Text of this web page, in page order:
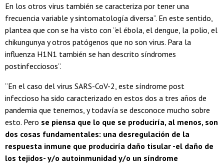
En los otros virus también se caracteriza por tener una
frecuencia variable y sintomatología diversa”. En este sentido,
plantea que con se ha visto con “el ébola, el dengue, la polio, el
chikungunya y otros patógenos que no son virus. Para la
influenza H1N1 también se han descrito síndromes
postinfecciosos”.
“En el caso del virus SARS-CoV-2, este síndrome post
infeccioso ha sido caracterizado en estos dos a tres años de
pandemia que tenemos, y todavía se desconoce mucho sobre
esto. Pero se piensa que lo que se produciría, al menos, son
dos cosas fundamentales: una desregulación de la
respuesta inmune que produciría daño tisular -el daño de
los tejidos- y/o autoinmunidad y/o un síndrome